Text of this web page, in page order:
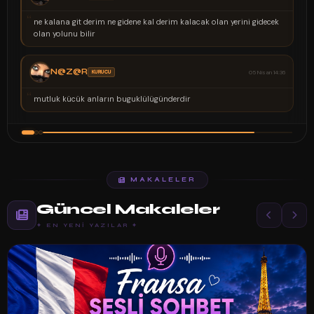
git derim ne gidene kal derim kalacak olan yerini gidecek
yolunu bilir
N@Z@R KURUCU
mutluk kücük anların buguklülügünderdir
MAKALELER
Güncel Makaleler
✦ EN YENI YAZILAR ✦